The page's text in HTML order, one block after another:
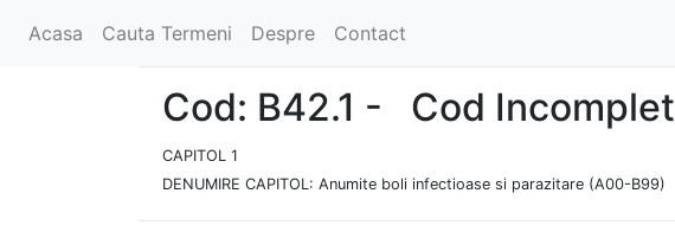
Acasa Cauta Termeni Despre Contact
Cod: B42.1 - Cod Incomplet
CAPITOL 1
DENUMIRE CAPITOL: Anumite boli infectioase si parazitare (A00-B99)